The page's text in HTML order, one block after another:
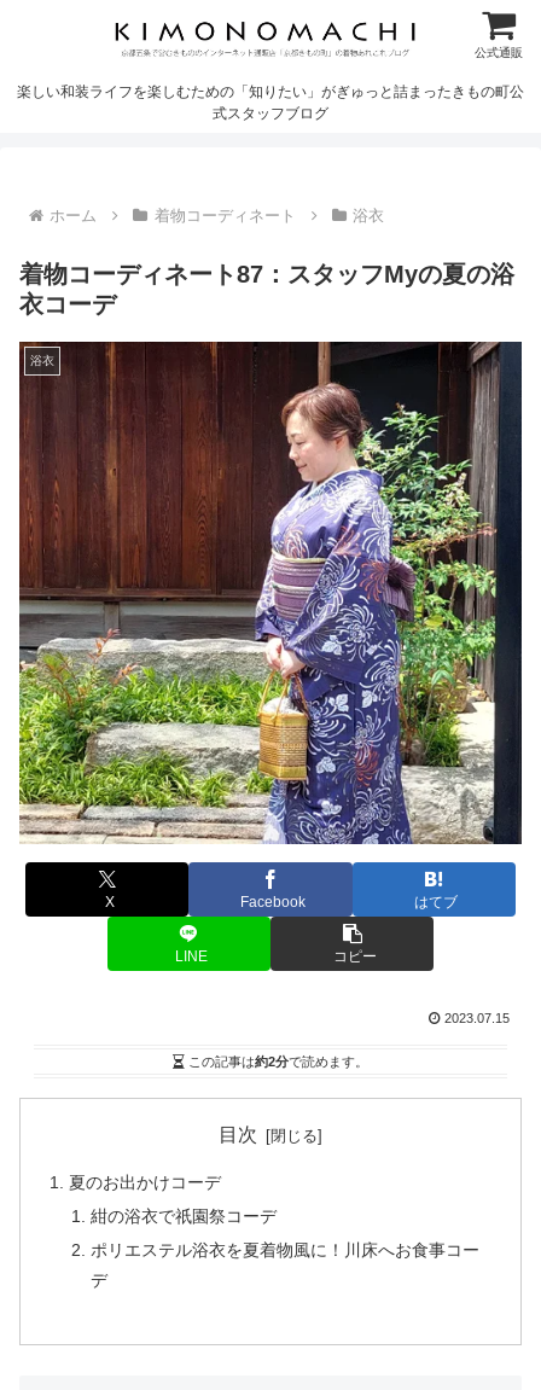
公式通販
楽しい和装ライフを楽しむための「知りたい」がぎゅっと詰まったきもの町公
式スタッフブログ
ホーム 着物コーディネート 浴衣
着物コーディネート87：スタッフMyの夏の浴
衣コーデ
浴衣
X Facebook はてブ
LINE コピー
2023.07.15
この記事は約2分で読めます。
目次
夏のお出かけコーデ
紺の浴衣で祇園祭コーデ
ポリエステル浴衣を夏着物風に！川床へお食事コー
デ